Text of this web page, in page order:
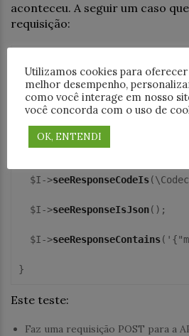
aconteceu. A seguir um caso
requisição:
  $I->
sendPOST
  $I->
seeResponseCodeIs
  $I->
seeResponseIsJson();
  $I->
seeResponseContains
}
Este teste:
Faz uma requisição POST para a
Utilizamos cookies para
melhor desempenho,
como você interage em nosso
você concorda com o uso de
OK, ENTENDI